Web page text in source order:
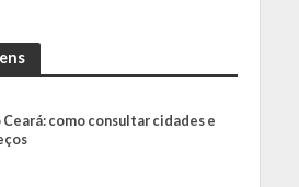
Ceará: como consultar cidades e